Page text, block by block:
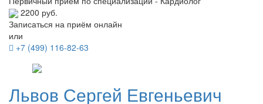
2200 руб.
Записаться на приём онлайн
или
+7 (499) 116-82-63
Львов Сергей Евгеньевич